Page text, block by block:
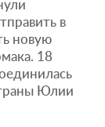
в
новую
18
Юлии